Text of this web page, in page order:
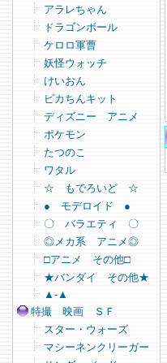
アラレちゃん
ドラゴンボール
ケロロ軍曹
妖怪ウォッチ
けいおん
ピカちんキット
ディズニー アニメ
ポケモン
たつのこ
ワタル
☆ もでろいど ☆
● モデロイド ●
〇 バラエティ 〇
◎メカ系 アニメ◎
□アニメ その他□
★バンダイ その他★
▲-▲
特撮 映画 ＳＦ
スター・ウォーズ
マシーネンクリーガー